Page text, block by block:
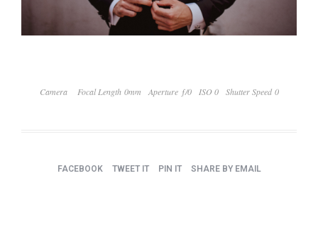
Camera Focal Length 0mm Aperture ƒ/0 ISO 0 Shutter Speed 0
FACEBOOK TWEET IT PIN IT SHARE BY EMAIL